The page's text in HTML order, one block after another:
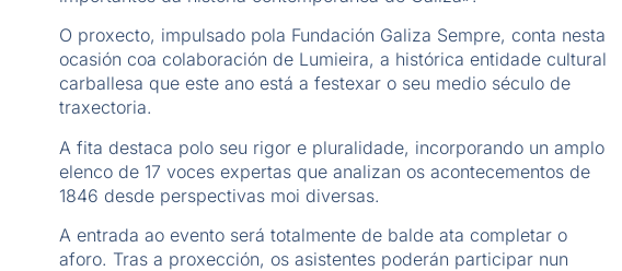
O proxecto, impulsado pola Fundación Galiza Sempre, conta nesta
ocasión coa colaboración de Lumieira, a histórica entidade cultural
carballesa que este ano está a festexar o seu medio século de
traxectoria.
A fita destaca polo seu rigor e pluralidade, incorporando un amplo
elenco de 17 voces expertas que analizan os acontecementos de
1846 desde perspectivas moi diversas.
A entrada ao evento será totalmente de balde ata completar o
aforo. Tras a proxección, os asistentes poderán participar nun